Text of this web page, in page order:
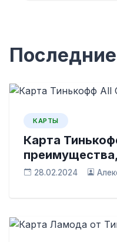
КАРТЫ
Карта
28.02.2024